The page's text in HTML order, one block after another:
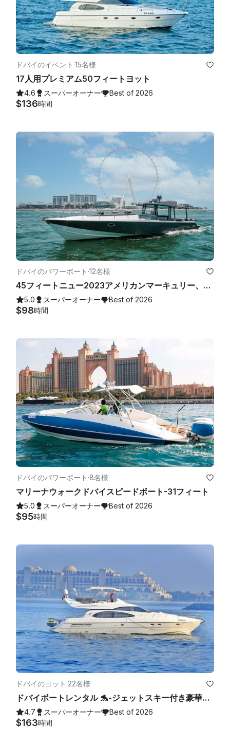
ドバイのイベント ·15名様
17人用プレミアム50フィートヨット
4.6 スーパーオーナー Best of 2026
$136時間
ドバイのパワーボート ·12名様
45フィートニュー2023アメリカンマーキュリー、ドバイマリーナでの無料フィッシング付き
5.0 スーパーオーナー Best of 2026
$98時間
ドバイのパワーボート ·8名様
マリーナウォークドバイスピードボート-31フィート
5.0 スーパーオーナー Best of 2026
$95時間
ドバイのヨット ·22名様
ドバイボートレンタル 🐬-ジェットスキー付き豪華イタリアンアジムット62フィートヨット、ドバイマリーナ
4.7 スーパーオーナー Best of 2026
$163時間